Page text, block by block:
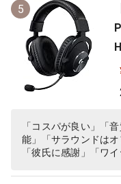
5
「コスパが良い」「
能」「サラウンドはオ
「彼氏に感謝」「ワ